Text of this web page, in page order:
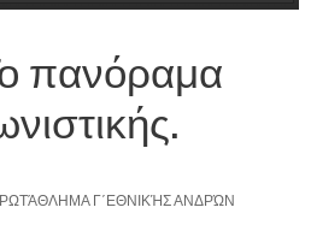
πανόραμα
Γ΄ΕΘΝΙΚΉΣ ΑΝΔΡΏΝ